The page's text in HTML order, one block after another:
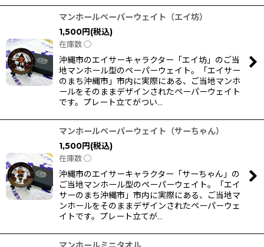
マンホールペーパーウェイト（エイ坊）
1,500円(税込)
在庫数 ◯
沖縄市のエイサーキャラクター「エイ坊」のご当
地マンホール型のペーパーウェイト。「エイサー
のまち沖縄市」市内に実際にある、ご当地マンホ
ールをそのままデザインされたペーパーウェイト
です。プレート立てがつい…
マンホールペーパーウェイト（サーちゃん）
1,500円(税込)
在庫数 ◯
沖縄市のエイサーキャラクター「サーちゃん」の
ご当地マンホール型のペーパーウェイト。「エイ
サーのまち沖縄市」市内に実際にある、ご当地マ
ンホールをそのままデザインされたペーパーウェ
イトです。プレート立てが…